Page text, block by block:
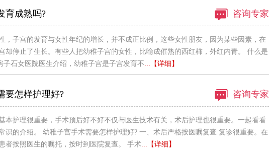
育成熟吗? 咨询专家
，子宫的发育与女性年纪的增长，并不成正比例，这些女性朋友，因为某些因素，在
却停止了生长。有些人把幼稚子宫的女性，比喻成催熟的西红柿，外红内青。 什么是
子石女医院医生介绍，幼稚子宫是子宫发育不...【详细】
要怎样护理好? 咨询专家
本护理很重要，手术预后好不好不仅与医生技术有关，术后护理也很重要。一起看看
识的介绍。 幼稚子宫手术需要怎样护理好? 一、术后严格按医嘱复查 复诊很重要。在
者按照医生的嘱托，按时到医院复查。 手术...【详细】